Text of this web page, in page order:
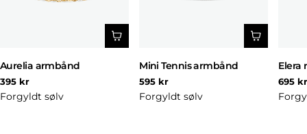
Aurelia armbånd
Normal
pris
395 kr
Forgyldt sølv
Mini Tennis armbånd
Normal
pris
595 kr
Forgyldt sølv
Elera
pris
695